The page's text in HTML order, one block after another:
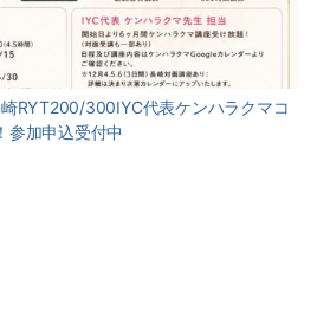
崎RYT200/300IYC代表ケンハラクマコ
参加申込受付中